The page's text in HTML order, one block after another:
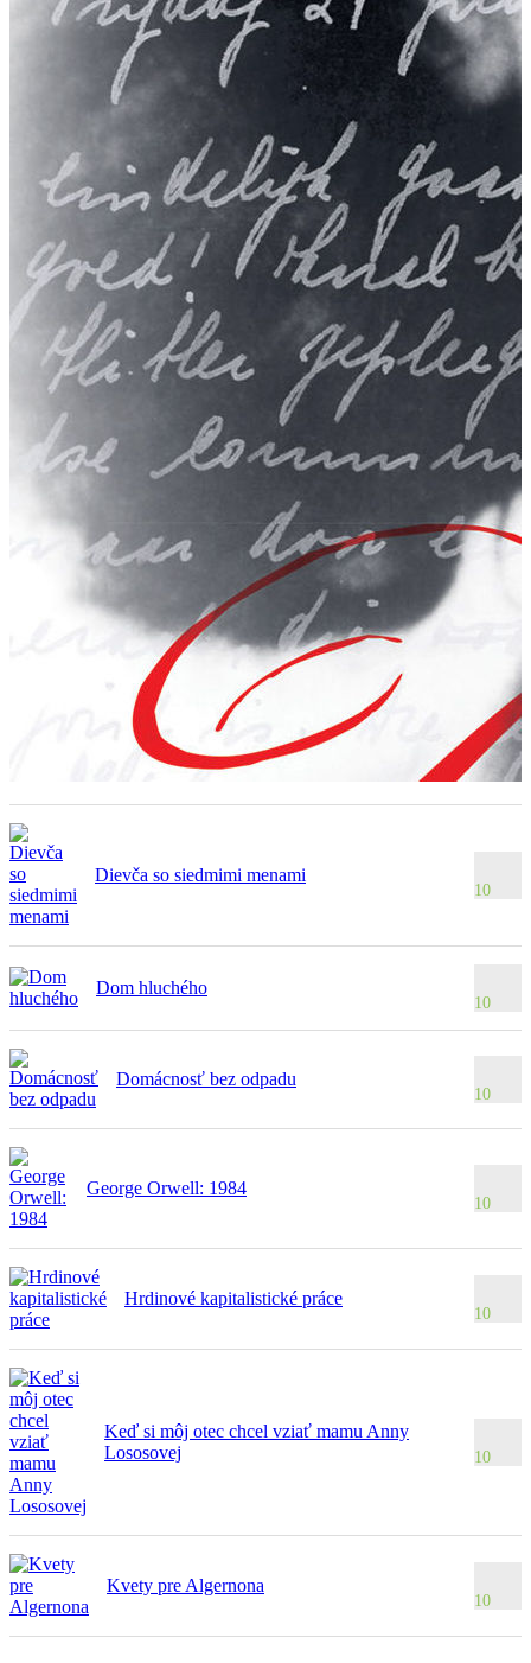
Dievča so siedmimi menami
10
Dom hluchého
10
Domácnosť bez odpadu
10
George Orwell: 1984
10
Hrdinové kapitalistické práce
10
Keď si môj otec chcel vziať mamu Anny
Lososovej
10
Kvety pre Algernona
10